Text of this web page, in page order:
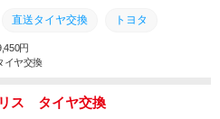
直送タイヤ交換 トヨタ
取り付け 土日営業
円
イヤ交換
ス タイヤ交換